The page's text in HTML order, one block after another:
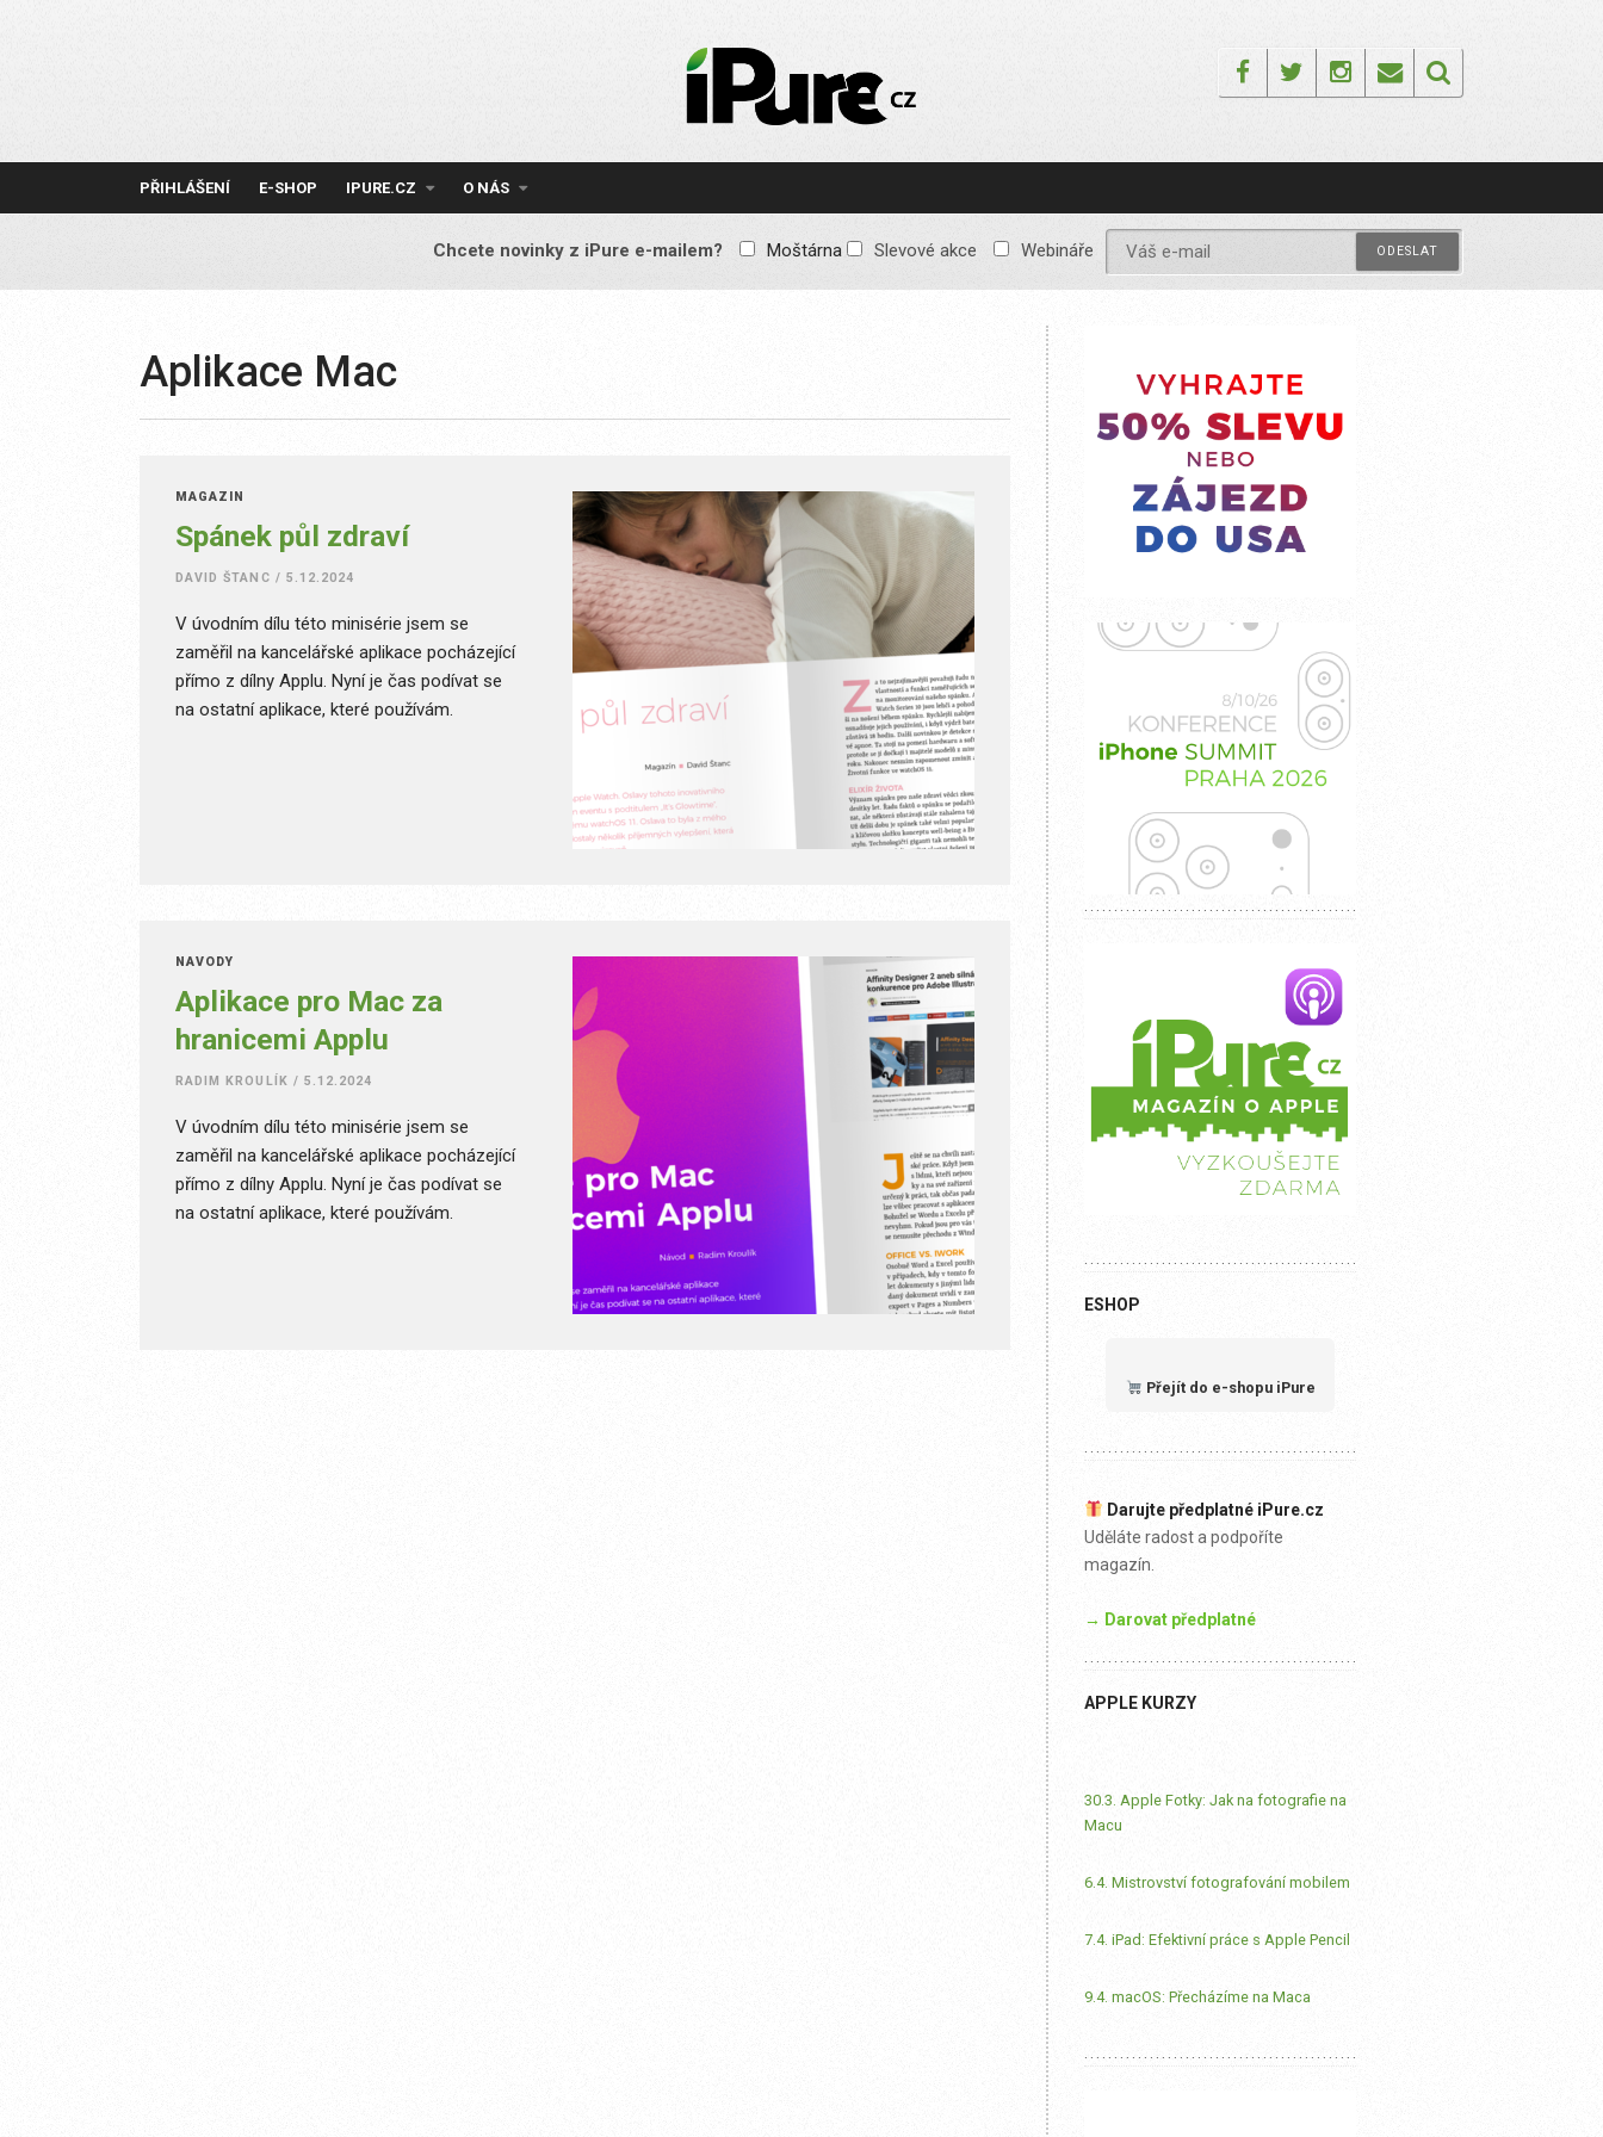
IPURE.CZ
Prémiový Apple e-
reklamy, žádné
obsah pro všechny
FacebookTwitterInstagram
Email
PŘIHLÁŠENÍ E-SHOP IPURE.CZ O NÁS
Chcete novinky z iPure e-mailem? Moštárna Slevové akce Webináře
Aplikace Mac
MAGAZÍN
Spánek půl zdraví
DAVID ŠTANC / 5.12.2024
V úvodním dílu této minisérie jsem se
zaměřil na kancelářské aplikace pocházející
přímo z dílny Applu. Nyní je čas podívat se
na ostatní aplikace, které používám.
NÁVODY
Aplikace pro Mac za
hranicemi Applu
RADIM KROULÍK / 5.12.2024
V úvodním dílu této minisérie jsem se
zaměřil na kancelářské aplikace pocházející
přímo z dílny Applu. Nyní je čas podívat se
na ostatní aplikace, které používám.
ESHOP
Přejít do e-shopu iPure
Darujte předplatné iPure.cz
Uděláte radost a podpoříte
magazín.
→ Darovat předplatné
APPLE KURZY
30.3. Apple Fotky: Jak na fotografie na
Macu
6.4. Mistrovství fotografování mobilem
7.4. iPad: Efektivní práce s Apple Pencil
9.4. macOS: Přecházíme na Maca